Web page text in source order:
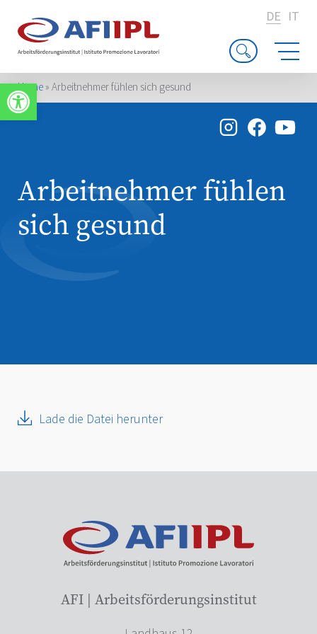
Werkzeugleiste öffnen
DE IT
Home»Arbeitnehmer fühlen sich gesund
Arbeitnehmer fühlen
sich gesund
Lade die Datei herunter
AFI | Arbeitsförderungsinstitut